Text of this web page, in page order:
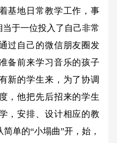
地日常教学工作，事
当于一位投入了自己非常
过自己的微信朋友圈发
备前来学习音乐的孩子
新的学生来，为了协调
，他把先后招来的学生
，安排、设计相应的教
单的“小塌曲”开，始，